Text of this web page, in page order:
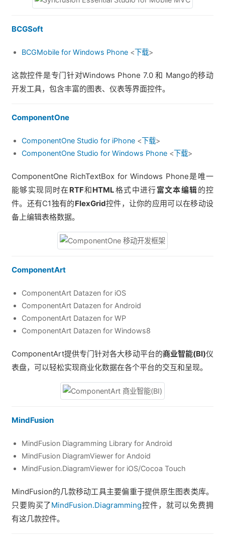
BCGSoft
BCGMobile for Windows Phone <下载>
这款控件是专门针对Windows Phone 7.0 和 Mango的移动
开发工具，包含丰富的图表、仪表等界面控件。
ComponentOne
ComponentOne Studio for iPhone <下载>
ComponentOne Studio for Windows Phone <下载>
ComponentOne RichTextBox for Windows Phone是唯一
能够实现同时在 RTF和HTML格式中进行富文本编辑的控
件。还有C1独有的FlexGrid控件，让你的应用可以在移动设
备上编辑表格数据。
ComponentArt
ComponentArt Datazen for iOS
ComponentArt Datazen for Android
ComponentArt Datazen for WP
ComponentArt Datazen for Windows8
ComponentArt提供专门针对各大移动平台的商业智能(BI)仪
表盘，可以轻松实现商业化数据在各个平台的交互和呈现。
MindFusion
MindFusion Diagramming Library for Android
MindFusion DiagramViewer for Andoid
MindFusion.DiagramViewer for iOS/Cocoa Touch
MindFusion的几款移动工具主要偏重于提供原生图表类库。
只要购买了 MindFusion.Diagramming控件，就可以免费拥
有这几款控件。